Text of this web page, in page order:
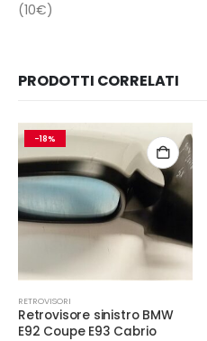
(10€)
PRODOTTI CORRELATI
-18%
RETROVISORI
Retrovisore sinistro BMW
E92 Coupe E93 Cabrio